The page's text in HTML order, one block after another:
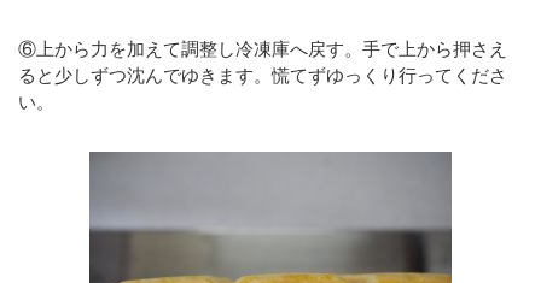
⑥上から力を加えて調整し冷凍庫へ戻す。手で上から押さえ
ると少しずつ沈んでゆきます。慌てずゆっくり行ってくださ
い。